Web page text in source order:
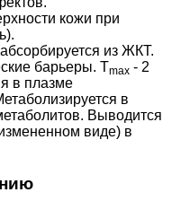
кожи при
из ЖКТ.
барьеры. Tmax - 2
в плазме
в
Выводится
виде) в